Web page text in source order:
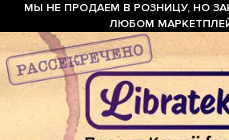
МЫ НЕ ПРОДАЕМ В РОЗНИЦУ, НО
ЛЮБОМ